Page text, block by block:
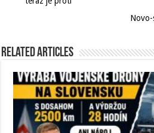
Related Articles